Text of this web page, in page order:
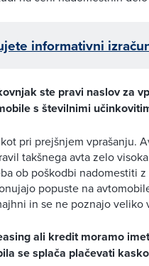
informativni
ste pravi naslov za
s številnimi
pri prejšnjem vprašanju.
takšnega avta zelo
ob poškodbi nadomestiti
popuste na
in se ne poznajo veliko
ali kredit moramo
se splača plačevati